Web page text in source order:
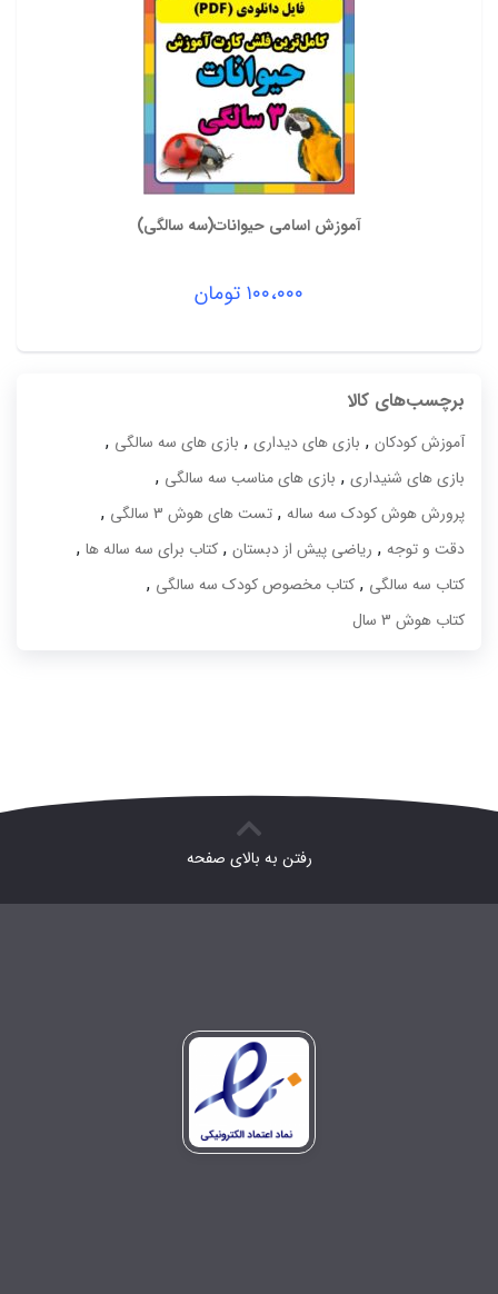
آموزش اسامی حیوانات(سه سالگی)
۱۰۰،۰۰۰ تومان
برچسب‌های کالا
آموزش کودکان , بازی های دیداری , بازی های سه سالگی ,
بازی های شنیداری , بازی های مناسب سه سالگی ,
پرورش هوش کودک سه ساله , تست های هوش 3 سالگی ,
دقت و توجه , ریاضی پیش از دبستان , کتاب برای سه ساله ها ,
کتاب سه سالگی , کتاب مخصوص کودک سه سالگی ,
کتاب هوش 3 سال
رفتن به بالای صفحه